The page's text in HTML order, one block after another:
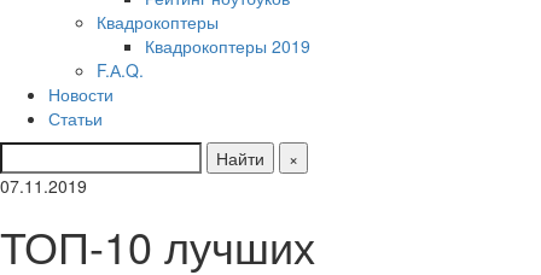
Квадрокоптеры
Квадрокоптеры 2019
F.А.Q.
Новости
Статьи
Найти
×
07.11.2019
ТОП-10 лучших